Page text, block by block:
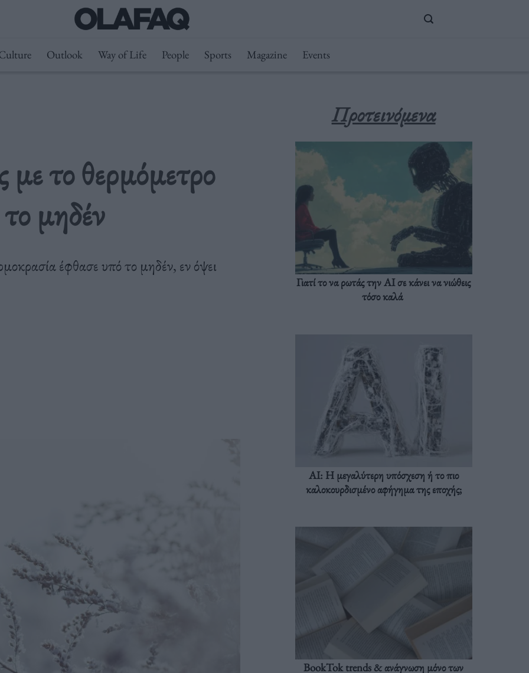
Outlook Way of Life People Sports Magazine Events
με το θερμόμετρο
μηδέν
έφθασε υπό το μηδέν, εν όψει
Προτεινόμενα
Γιατί το να ρωτάς την AI σε κάνει να νιώθεις
τόσο καλά
AI: Η μεγαλύτερη υπόσχεση ή το πιο
καλοκουρδισμένο αφήγημα της εποχής;
BookTok trends & ανάγνωση μόνο των